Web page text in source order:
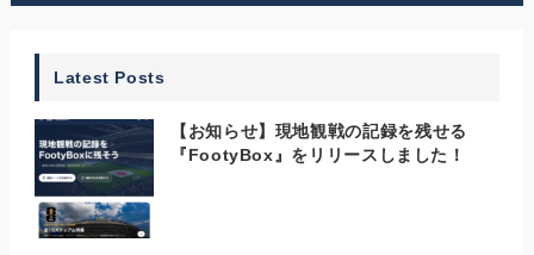
Latest Posts
【お知らせ】現地観戦の記録を残せる
『FootyBox』をリリースしました！